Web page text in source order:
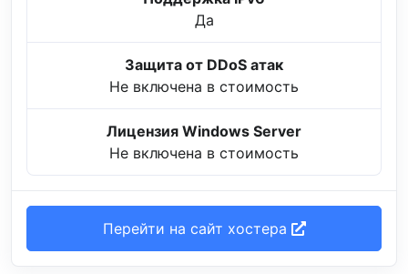
Да
Защита от DDoS атак
Не включена в стоимость
Лицензия Windows Server
Не включена в стоимость
Перейти на сайт хостера